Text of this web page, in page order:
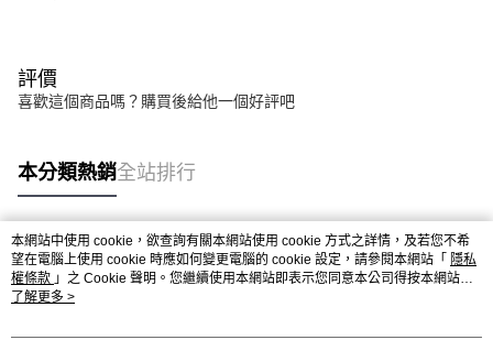
評價
喜歡這個商品嗎？購買後給他一個好評吧
本分類熱銷全站排行
熱門標籤
本網站中使用 cookie，欲查詢有關本網站使用 cookie 方式之詳情，及若您不希
望在電腦上使用 cookie 時應如何變更電腦的 cookie 設定，請參閱本網站「 隱私
權條款 」之 Cookie 聲明。您繼續使用本網站即表示您同意本公司得按本網站使
用條款之 Cookie 聲明使用 cookie。
了解更多 >